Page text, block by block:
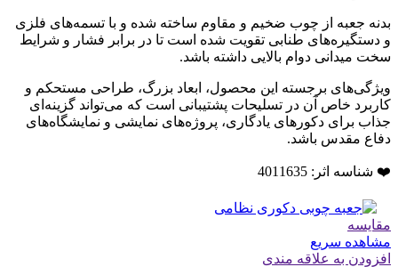
بدنه جعبه از چوب ضخیم و مقاوم ساخته شده و با تسمه‌های فلزی
و دستگیره‌های طنابی تقویت شده است تا در برابر فشار و شرایط
سخت میدانی دوام بالایی داشته باشد.
ویژگی‌های برجسته این محصول، ابعاد بزرگ، طراحی مستحکم و
کاربرد خاص آن در تسلیحات پشتیبانی است که می‌تواند گزینه‌ای
جذاب برای دکورهای یادگاری، پروژه‌های نمایشی و نمایشگاه‌های
دفاع مقدس باشد.
❤️ شناسه اثر: 4011635
مقایسه
مشاهده سریع
افزودن به علاقه مندی